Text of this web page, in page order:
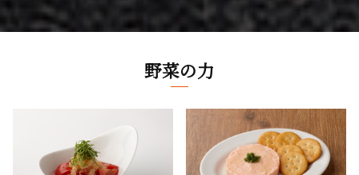
野菜の力